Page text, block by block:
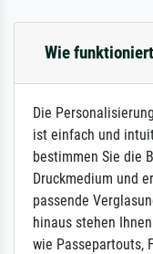
Wie
Die
ist einfach und
bestimmen Sie die
Druckmedium und
passende
hinaus stehen
wie Passepartouts,